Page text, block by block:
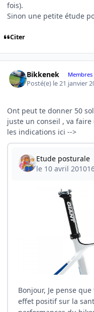
fois).
Sinon une petite étude
Citer
Bikkenek
Posté(e) le 21 janvier
Ont peut te donner 50
juste un conseil , va
les indications ici -->